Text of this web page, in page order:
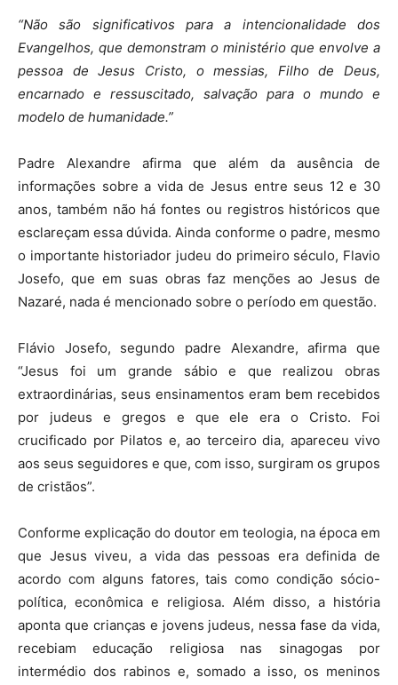
“Não são significativos para a intencionalidade dos
Evangelhos, que demonstram o ministério que envolve a
pessoa de Jesus Cristo, o messias, Filho de Deus,
encarnado e ressuscitado, salvação para o mundo e
modelo de humanidade.”
Padre Alexandre afirma que além da ausência de
informações sobre a vida de Jesus entre seus 12 e 30
anos, também não há fontes ou registros históricos que
esclareçam essa dúvida. Ainda conforme o padre, mesmo
o importante historiador judeu do primeiro século, Flavio
Josefo, que em suas obras faz menções ao Jesus de
Nazaré, nada é mencionado sobre o período em questão.
Flávio Josefo, segundo padre Alexandre, afirma que
“Jesus foi um grande sábio e que realizou obras
extraordinárias, seus ensinamentos eram bem recebidos
por judeus e gregos e que ele era o Cristo. Foi
crucificado por Pilatos e, ao terceiro dia, apareceu vivo
aos seus seguidores e que, com isso, surgiram os grupos
de cristãos”.
Conforme explicação do doutor em teologia, na época em
que Jesus viveu, a vida das pessoas era definida de
acordo com alguns fatores, tais como condição sócio-
política, econômica e religiosa. Além disso, a história
aponta que crianças e jovens judeus, nessa fase da vida,
recebiam educação religiosa nas sinagogas por
intermédio dos rabinos e, somado a isso, os meninos